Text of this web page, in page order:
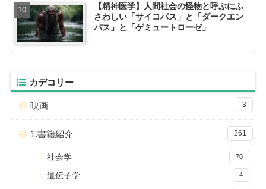
【精神医学】人間社会の怪物と呼ぶにふ
さわしい「サイコパス」と「ダークエン
パス」と「ゲミュートローゼ」
カデコリー
映画 3
1.書籍紹介 261
社会学 70
遺伝子学 4